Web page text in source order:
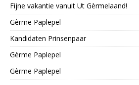
Fijne vakantie vanuit Ut Gèrmelaand!
Gèrme Paplepel
Kandidaten Prinsenpaar
Gèrme Paplepel
Gèrme Paplepel